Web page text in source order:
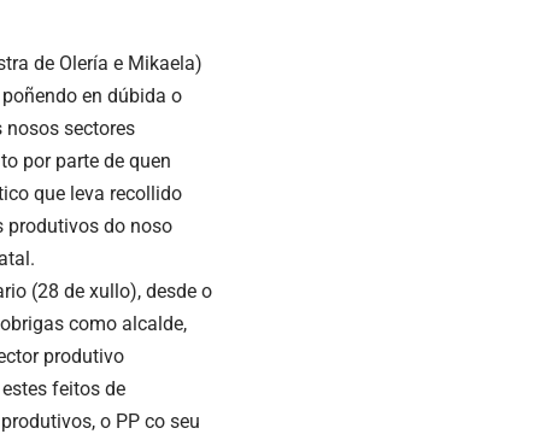
de Olería e Mikaela)
en dúbida o
nosos sectores
por parte de quen
que leva recollido
produtivos do noso
(28 de xullo), desde o
como alcalde,
produtivo
feitos de
o PP co seu